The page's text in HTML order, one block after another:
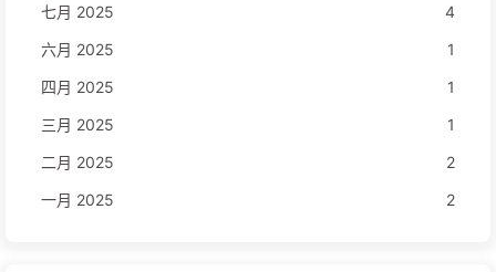
七月 2025
4
六月 2025
1
四月 2025
1
三月 2025
1
二月 2025
2
一月 2025
2